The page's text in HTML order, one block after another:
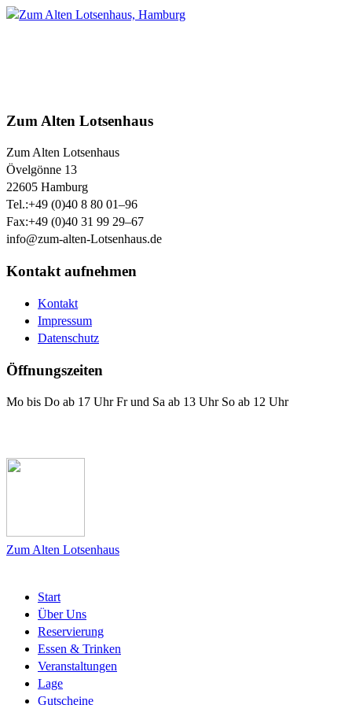
Zum Alten Lotsenhaus
Zum Alten Lotsenhaus
Övelgönne 13
22605 Hamburg
Tel.:+49 (0)40 8 80 01–96
Fax:+49 (0)40 31 99 29–67
info@zum-alten-Lotsenhaus.de
Kontakt aufnehmen
Kontakt
Impressum
Datenschutz
Öffnungszeiten
Mo bis Do ab 17 Uhr Fr und Sa ab 13 Uhr So ab 12 Uhr
Zum Alten Lotsenhaus
Start
Über Uns
Reservierung
Essen & Trinken
Veranstaltungen
Lage
Gutscheine